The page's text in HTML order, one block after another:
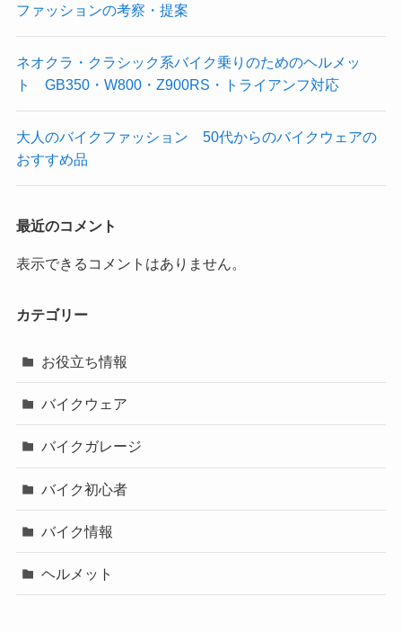
ファッションの考察・提案
ネオクラ・クラシック系バイク乗りのためのヘルメッ
ト GB350・W800・Z900RS・トライアンフ対応
大人のバイクファッション 50代からのバイクウェアの
おすすめ品
最近のコメント
表示できるコメントはありません。
カテゴリー
お役立ち情報
バイクウェア
バイクガレージ
バイク初心者
バイク情報
ヘルメット